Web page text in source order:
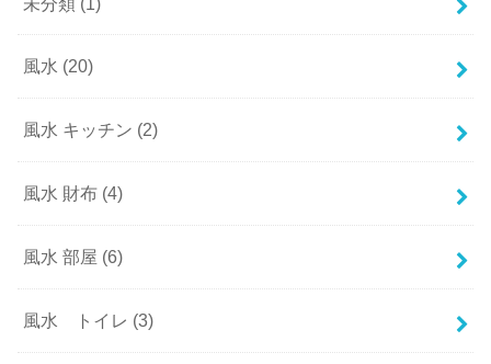
風水 (20)
風水 キッチン (2)
風水 財布 (4)
風水 部屋 (6)
風水 トイレ (3)